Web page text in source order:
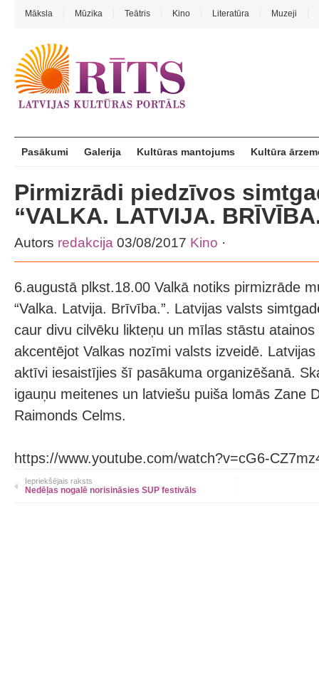
Māksla Mūzika Teātris Kino Literatūra Muzeji
Pasākumi Galerija Kultūras mantojums Kultūra
Pirmizrādi piedzīvos
“VALKA. LATVIJA.
Autors redakcija 03/08/2017 Kino ·
6.augustā plkst.18.00 Valkā notiks pirmizrāde
“Valka. Latvija. Brīvība.”. Latvijas valsts
caur divu cilvēku likteņu un mīlas stāstu
akcentējot Valkas nozīmi valsts izveidē.
aktīvi iesaistījies šī pasākuma organizēšanā.
igauņu meitenes un latviešu puiša lomās Zane
Raimonds Celms.
https://www.youtube.com/watch?v=cG6-
Iepriekšējais raksts
Nedēļas nogalē norisināsies SUP festivāls